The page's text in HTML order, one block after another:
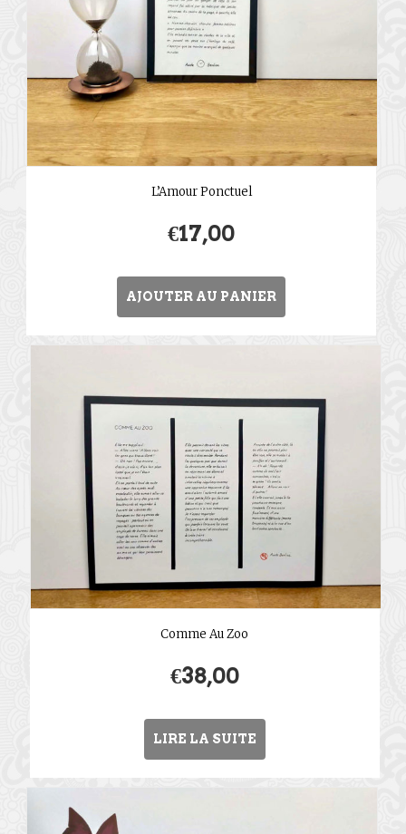
L’Amour Ponctuel
€17,00
AJOUTER AU PANIER
Comme Au Zoo
€38,00
LIRE LA SUITE